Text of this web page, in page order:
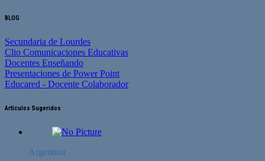
BLOG
Secundaria de Lourdes
Clio Comunicaciones Educativas
Docentes Enseñando
Presentaciones de Power Point
Educared - Docente Colaborador
Artículos Sugeridos
Argentina